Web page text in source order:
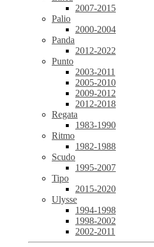
2007-2015
Palio
2000-2004
Panda
2012-2022
Punto
2003-2011
2005-2010
2009-2012
2012-2018
Regata
1983-1990
Ritmo
1982-1988
Scudo
1995-2007
Tipo
2015-2020
Ulysse
1994-1998
1998-2002
2002-2011